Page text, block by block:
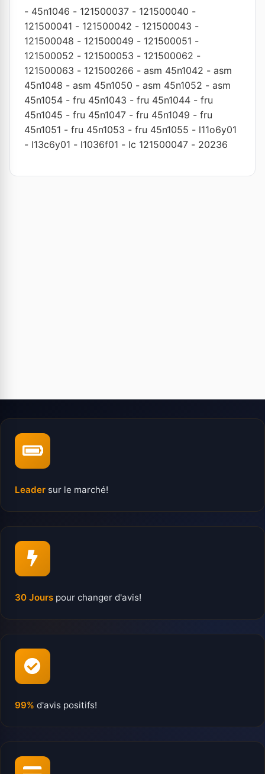
- 45n1046 - 121500037 - 121500040 -
121500041 - 121500042 - 121500043 -
121500048 - 121500049 - 121500051 -
121500052 - 121500053 - 121500062 -
121500063 - 121500266 - asm 45n1042 - asm
45n1048 - asm 45n1050 - asm 45n1052 - asm
45n1054 - fru 45n1043 - fru 45n1044 - fru
45n1045 - fru 45n1047 - fru 45n1049 - fru
45n1051 - fru 45n1053 - fru 45n1055 - l11o6y01
- l13c6y01 - l1036f01 - lc 121500047 - 20236
Leader sur le marché!
30 Jours pour changer d'avis!
99% d'avis positifs!